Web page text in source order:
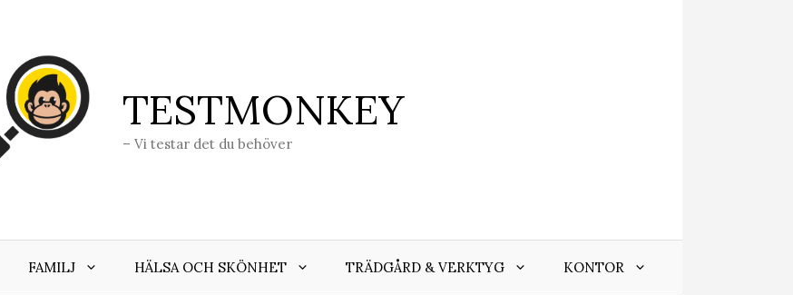
TESTMONKEY
– Vi testar det du behöver
FAMILJ HÄLSA OCH SKÖNHET TRÄDGÅRD & VERKTYG KONTOR